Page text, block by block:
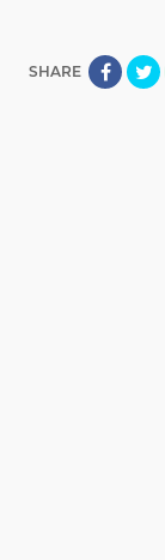
SHARE